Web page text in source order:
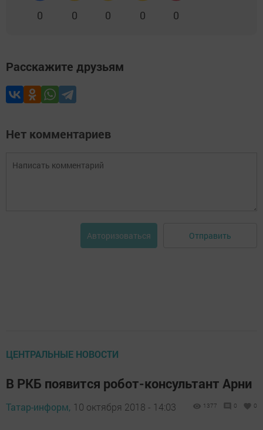
0 0 0 0 0
Расскажите друзьям
Нет комментариев
Авторизоваться Отправить
ЦЕНТРАЛЬНЫЕ НОВОСТИ
В РКБ появится робот-консультант Арни
Татар-информ, 10 октября 2018 - 14:03 1377 0 0